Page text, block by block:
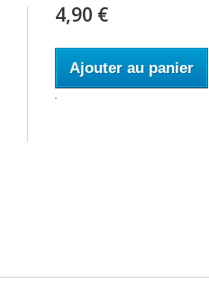
4,90 €
Ajouter au panier